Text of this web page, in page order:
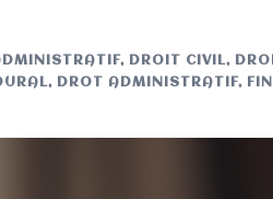
, DROIT CIVIL,
, DROT ADMINISTRATIF,